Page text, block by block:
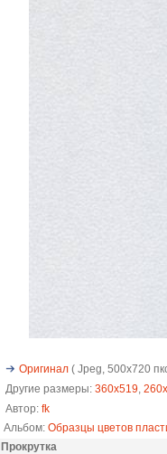
Оригинал ( Jpeg, 500x720
Другие размеры: 360x519,
Автор: fk
Альбом: Образцы цветов
Прокрутка